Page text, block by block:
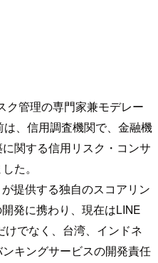
ク管理の専門家兼モデレー
、信用調査機関で、金融機
関する信用リスク・コンサ
た。
提供する独自のスコアリン
発に携わり、現在はLINE
でなく、台湾、インドネ
キングサービスの開発責任